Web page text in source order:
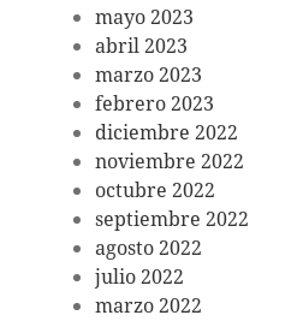
mayo 2023
abril 2023
marzo 2023
febrero 2023
diciembre 2022
noviembre 2022
octubre 2022
septiembre 2022
agosto 2022
julio 2022
marzo 2022